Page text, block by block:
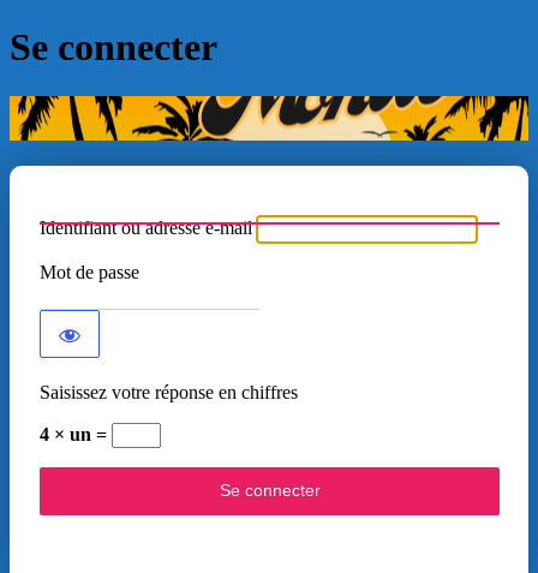
Se connecter
Identifiant ou adresse e-mail
Mot de passe
Saisissez votre réponse en chiffres
4 × un =